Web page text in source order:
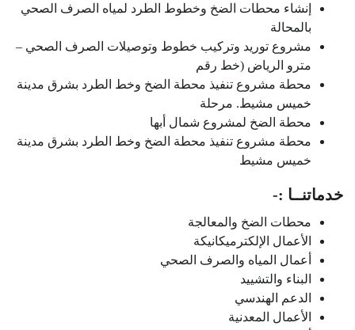
إنشاء محطات الضخ وخطوط الطرد لمياه الصرف الصحي
بالمحالة
مشروع توريد وتركيب خطوط وتوصيلات الصرف الصحي –
مترو الرياض (خط رقم
محطة مشروع تنفيذ محطة الضخ وخط الطرد بشرق مدينة
خميس مشيط. مرحلة
محطة الضخ لمشروع شمال أبها
محطة مشروع تنفيذ محطة الضخ وخط الطرد بشرق مدينة
خميس مشيط
خدماتنــا :-
محطات الضخ والمعالجة
الأعمال الإلكترميكانيكة
أعمال المياه والصرف الصحي
البناء والتشييد
الدعم الهندسي
الأعمال المعدنية